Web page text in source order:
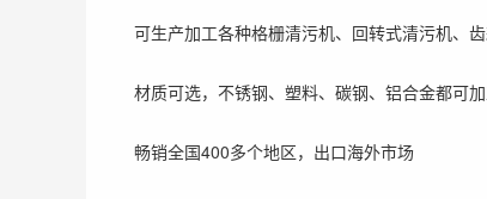
可生产加工各种格栅清污机、回转式清污机、
材质可选，不锈钢、塑料、碳钢、铝合金都可
畅销全国400多个地区，出口海外市场